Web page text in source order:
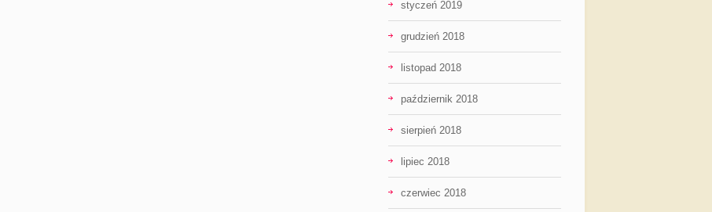
styczeń 2019
grudzień 2018
listopad 2018
październik 2018
sierpień 2018
lipiec 2018
czerwiec 2018